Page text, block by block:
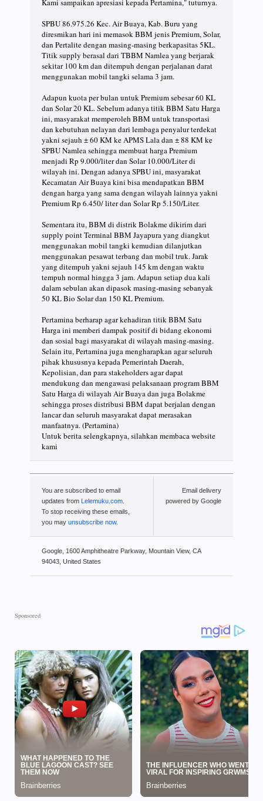
Kami sampaikan apresiasi kepada Pertamina," tuturnya.
SPBU 86.975.26 Kec. Air Buaya, Kab. Buru yang
diresmikan hari ini memasok BBM jenis Premium, Solar,
dan Pertalite dengan masing-masing berkapasitas 5KL.
Titik supply berasal dari TBBM Namlea yang berjarak
sekitar 100 km dan ditempuh dengan perjalanan darat
menggunakan mobil tangki selama 3 jam.
Adapun kuota per bulan untuk Premium sebesar 60 KL
dan Solar 20 KL. Sebelum adanya titik BBM Satu Harga
ini, masyarakat memperoleh BBM untuk transportasi
dan kebutuhan nelayan dari lembaga penyalur terdekat
yakni sejauh ± 60 KM ke APMS Lala dan ± 88 KM ke
SPBU Namlea sehingga membuat harga Premium
menjadi Rp 9.000/liter dan Solar 10.000/Liter di
wilayah ini. Dengan adanya SPBU ini, masyarakat
Kecamatan Air Buaya kini bisa mendapatkan BBM
dengan harga yang sama dengan wilayah lainnya yakni
Premium Rp 6.450/ liter dan Solar Rp 5.150/Liter.
Sementara itu, BBM di distrik Bolakme dikirim dari
supply point Terminal BBM Jayapura yang diangkut
menggunakan mobil tangki kemudian dilanjutkan
menggunakan pesawat terbang dan mobil truk. Jarak
yang ditempuh yakni sejauh 145 km dengan waktu
tempuh normal hingga 3 jam. Adapun setiap dua kali
dalam sebulan akan dipasok masing-masing sebanyak
50 KL Bio Solar dan 150 KL Premium.
Pertamina berharap agar kehadiran titik BBM Satu
Harga ini memberi dampak positif di bidang ekonomi
dan sosial bagi masyarakat di wilayah masing-masing.
Selain itu, Pertamina juga mengharapkan agar seluruh
pihak khususnya kepada Pemerintah Daerah,
Kepolisian, dan para stakeholders agar dapat
mendukung dan mengawasi pelaksanaan program BBM
Satu Harga di wilayah Air Buaya dan juga Bolakme
sehingga proses distribusi BBM dapat berjalan dengan
lancar dan seluruh masyarakat dapat merasakan
manfaatnya. (Pertamina)
Untuk berita selengkapnya, silahkan membaca website
kami
You are subscribed to email
updates from
Lelemuku.com
To stop receiving these emails,
you may unsubscribe now.
Email delivery
powered by Google
Google, 1600 Amphitheatre Parkway, Mountain View, CA
94043, United States